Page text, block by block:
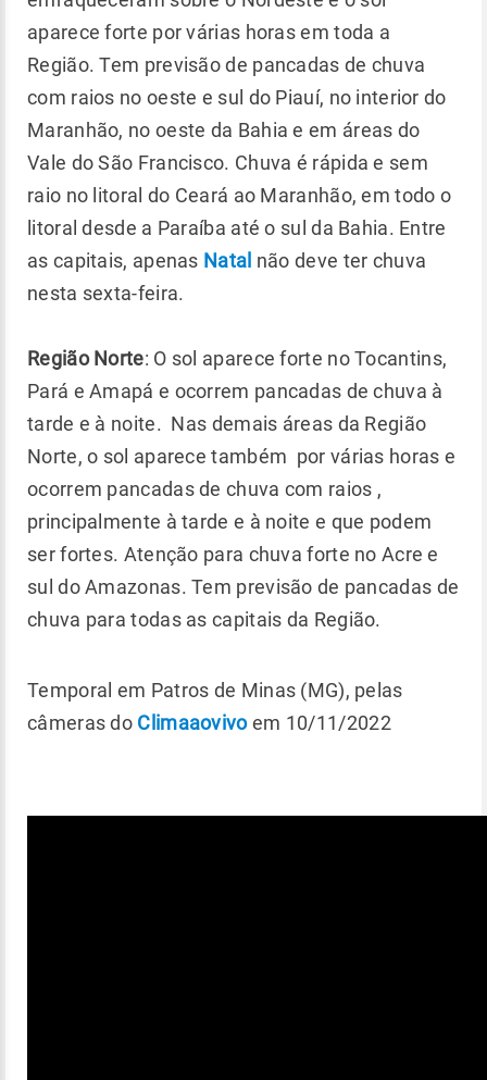
aparece forte por várias horas em toda a
Região. Tem previsão de pancadas de chuva
com raios no oeste e sul do Piauí, no interior do
Maranhão, no oeste da Bahia e em áreas do
Vale do São Francisco. Chuva é rápida e sem
raio no litoral do Ceará ao Maranhão, em todo o
litoral desde a Paraíba até o sul da Bahia. Entre
as capitais, apenas Natal não deve ter chuva
nesta sexta-feira.
Região Norte: O sol aparece forte no Tocantins,
Pará e Amapá e ocorrem pancadas de chuva à
tarde e à noite. Nas demais áreas da Região
Norte, o sol aparece também por várias horas e
ocorrem pancadas de chuva com raios ,
principalmente à tarde e à noite e que podem
ser fortes. Atenção para chuva forte no Acre e
sul do Amazonas. Tem previsão de pancadas de
chuva para todas as capitais da Região.
Temporal em Patros de Minas (MG), pelas
câmeras do Climaaovivoem 10/11/2022